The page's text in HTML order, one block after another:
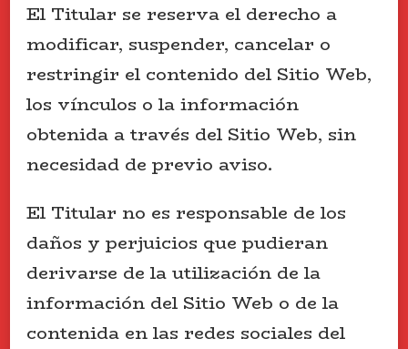
El Titular se reserva el derecho a
modificar, suspender, cancelar o
restringir el contenido del Sitio Web,
los vínculos o la información
obtenida a través del Sitio Web, sin
necesidad de previo aviso.
El Titular no es responsable de los
daños y perjuicios que pudieran
derivarse de la utilización de la
información del Sitio Web o de la
contenida en las redes sociales del